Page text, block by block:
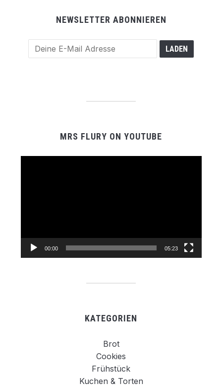
NEWSLETTER ABONNIEREN
MRS FLURY ON YOUTUBE
00:00 05:23
KATEGORIEN
Brot
Cookies
Frühstück
Kuchen & Torten